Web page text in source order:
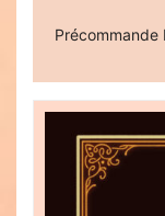
Précommande